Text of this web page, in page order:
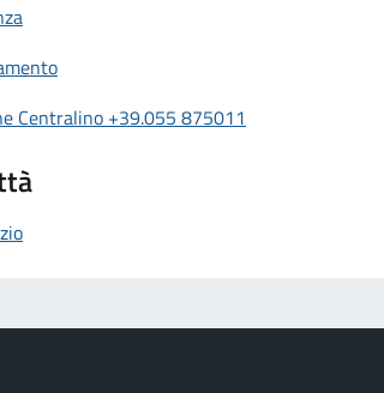
Centralino +39.055 875011